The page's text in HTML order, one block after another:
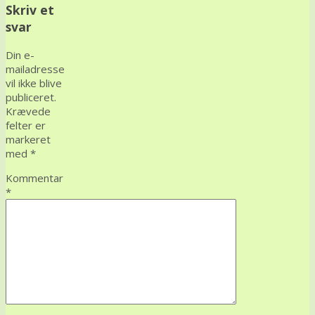
Skriv et
svar
Din e-
mailadresse
vil ikke blive
publiceret.
Krævede
felter er
markeret
med *
Kommentar
*